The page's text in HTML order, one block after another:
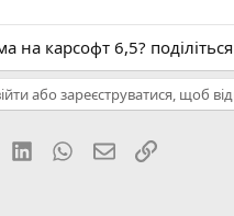
на карсофт 6,5?
або зареєструватися, щоб
LinkedInWhatsApp
E-mail